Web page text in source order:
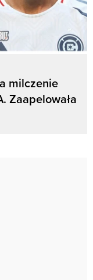
milczenie
Zaapelowała